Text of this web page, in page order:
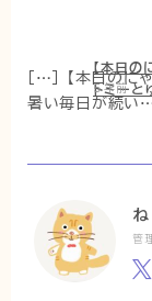
【本日の
トミーと
5年前
[…] 【本日のに
暑い毎日が続
管